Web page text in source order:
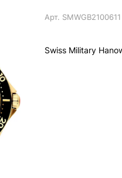
Арт. SMWGB2100611
Swiss Military